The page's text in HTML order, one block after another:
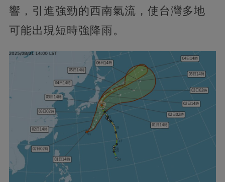
響，引進強勁的西南氣流，使台灣多地
可能出現短時強降雨。